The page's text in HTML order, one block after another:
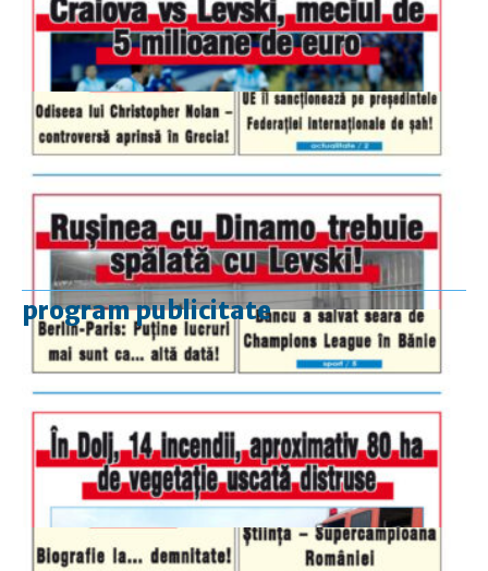
program publicitate
luni-vineri
9.00 - 17.00
duminică
9.00 - 12.00